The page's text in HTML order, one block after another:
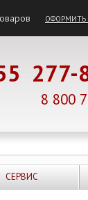
ОФОРМИТЬ
277-
8 800
СЕРВИС